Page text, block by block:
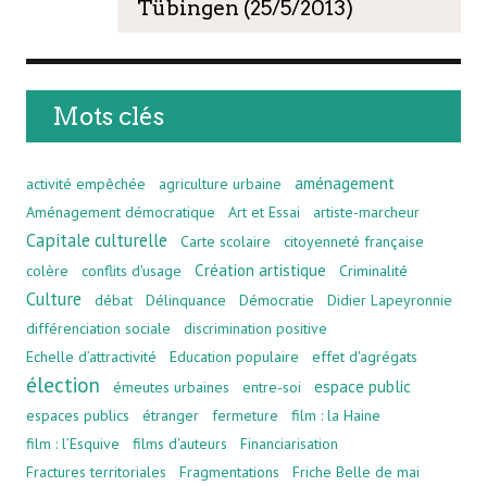
Tübingen (25/5/2013)
Mots clés
activité empêchée agriculture urbaine aménagement
Aménagement démocratique Art et Essai artiste-marcheur
Capitale culturelle Carte scolaire
citoyenneté française
colère
conflits d'usage Création artistique Criminalité
Culture débat Délinquance Démocratie
Didier Lapeyronnie
différenciation sociale
discrimination positive
Echelle d’attractivité
Education populaire effet d'agrégats
élection émeutes urbaines entre-soi espace public
espaces publics étranger fermeture
film : la Haine
film : l’Esquive
films d'auteurs
Financiarisation
Fractures territoriales
Fragmentations
Friche Belle de mai